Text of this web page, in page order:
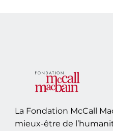
La Fondation McCall
mieux-être de